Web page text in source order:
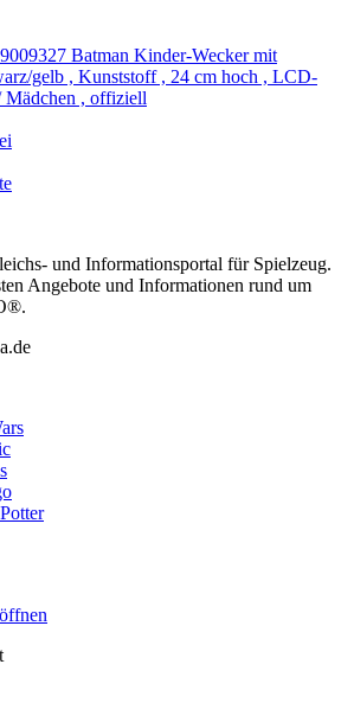
Batman Kinder-Wecker mit
gelb , Kunststoff , 24 cm hoch , LCD-
Mädchen , offiziell
und Informationsportal für Spielzeug.
Angebote und Informationen rund um